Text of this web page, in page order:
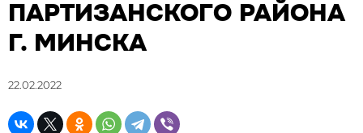
ПАРТИЗАНСКОГО РАЙОНА
Г. МИНСКА
22.02.2022